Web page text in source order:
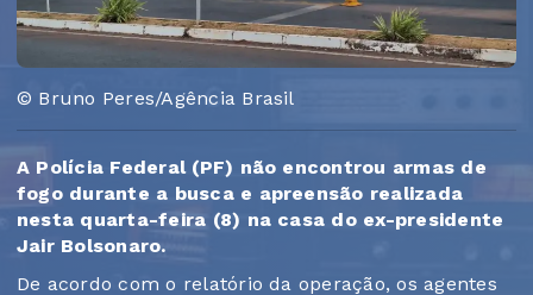
© Bruno Peres/Agência Brasil
A Polícia Federal (PF) não encontrou armas de
fogo durante a busca e apreensão realizada
nesta quarta-feira (8) na casa do ex-presidente
Jair Bolsonaro.
De acordo com o relatório da operação, os agentes